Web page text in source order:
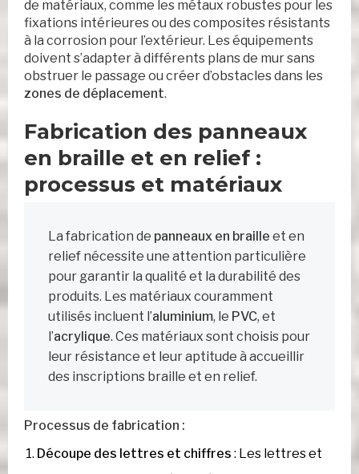
de matériaux, comme les métaux robustes pour les
fixations intérieures ou des composites résistants
à la corrosion pour l’extérieur. Les équipements
doivent s’adapter à différents plans de mur sans
obstruer le passage ou créer d’obstacles dans les
zones de déplacement.
Fabrication des panneaux
en braille et en relief :
processus et matériaux
La fabrication de panneaux en braille et en
relief nécessite une attention particulière
pour garantir la qualité et la durabilité des
produits. Les matériaux couramment
utilisés incluent l’aluminium, le PVC, et
l’acrylique. Ces matériaux sont choisis pour
leur résistance et leur aptitude à accueillir
des inscriptions braille et en relief.
Processus de fabrication :
Découpe des lettres et chiffres : Les lettres et